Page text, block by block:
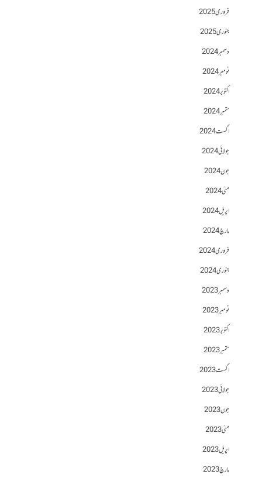
فروری 2025
جنوری 2025
دسمبر 2024
نومبر 2024
اکتوبر 2024
ستمبر 2024
اگست 2024
جولائی 2024
جون 2024
مئی 2024
اپریل 2024
مارچ 2024
فروری 2024
جنوری 2024
دسمبر 2023
نومبر 2023
اکتوبر 2023
ستمبر 2023
اگست 2023
جولائی 2023
جون 2023
مئی 2023
اپریل 2023
مارچ 2023